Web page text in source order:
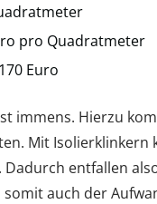
pro Quadratmeter
Euro
immens. Hierzu
Mit Isolierklinkern
entfallen
auch der